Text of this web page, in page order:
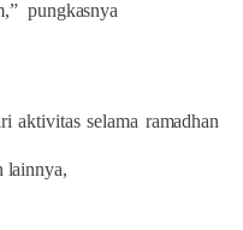
pungkasnya
aktivitas selama ramadhan
lainnya,